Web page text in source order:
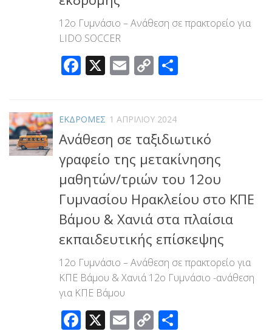
12ο Γυμνάσιο – Ανάθεση σε πρακτορείο για
LIDO SOCCER
Facebook
X Email
Copy
ΕΚΔΡΟΜΕΣ 1 ΑΠΡΙΛΊΟΥ 2024
Ανάθεση σε ταξιδιωτικό
γραφείο της μετακίνησης
μαθητών/τριών του 12ου
Γυμνασίου Ηρακλείου στο ΚΠΕ
Βάμου & Χανιά στα πλαίσια
εκπαιδευτικής επίσκεψης
12ο Γυμνάσιο – Ανάθεση σε πρακτορείο για
ΚΠΕ Βάμου & Χανιά 12ο Γυμνάσιο -ανάθεση
για ΚΠΕ Βάμου
Facebook
X Email
Copy